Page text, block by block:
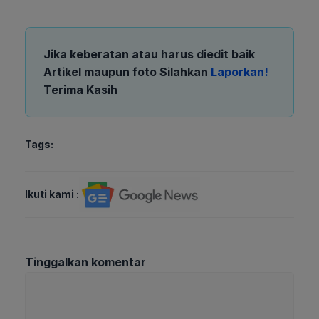
Jika keberatan atau harus diedit baik
Artikel maupun foto Silahkan Laporkan!
Terima Kasih
Tags:
Ikuti kami :
Tinggalkan komentar